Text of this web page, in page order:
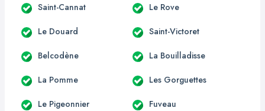
Saint-Cannat Le Rove
Le Douard Saint-Victoret
Belcodène La Bouilladisse
La Pomme Les Gorguettes
Le Pigeonnier Fuveau